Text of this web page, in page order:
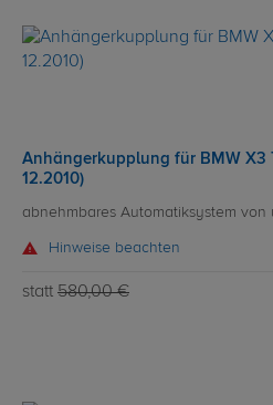
Anhängerkupplung für BMW X3
12.2010)
abnehmbares Automatiksystem von
Hinweise beachten
statt 580,00 €